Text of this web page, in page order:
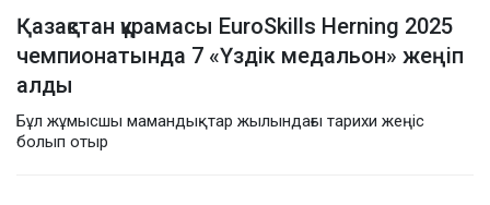
Қазақстан құрамасы EuroSkills Herning 2025
чемпионатында 7 «Үздік медальон» жеңіп
алды
Бұл жұмысшы мамандықтар жылындағы тарихи жеңіс
болып отыр